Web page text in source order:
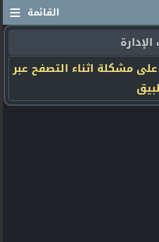
≡ القائمة
على مشكلة اثناء التصفح عبر